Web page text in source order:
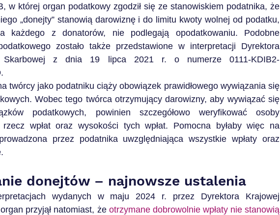
w której organ podatkowy zgodził się ze stanowiskiem podatnika, że
„donejty” stanowią darowiznę i do limitu kwoty wolnej od podatku,
każdego z donatorów, nie podlegają opodatkowaniu. Podobne
zostało także przedstawione w interpretacji Dyrektora
Skarbowej z dnia 19 lipca 2021 r. o numerze 0111-KDIB2-
twórcy jako podatniku ciąży obowiązek prawidłowego wywiązania się
Wobec tego twórca otrzymujący darowizny, aby wywiązać się
podatkowych, powinien szczegółowo weryfikować osoby
wpłat oraz wysokości tych wpłat. Pomocna byłaby więc na
przez podatnika uwzględniająca wszystkie wpłaty oraz
donejtów – najnowsze ustalenia
wydanych w maju 2024 r. przez Dyrektora Krajowej
przyjął natomiast, że otrzymane dobrowolnie wpłaty nie stanowią